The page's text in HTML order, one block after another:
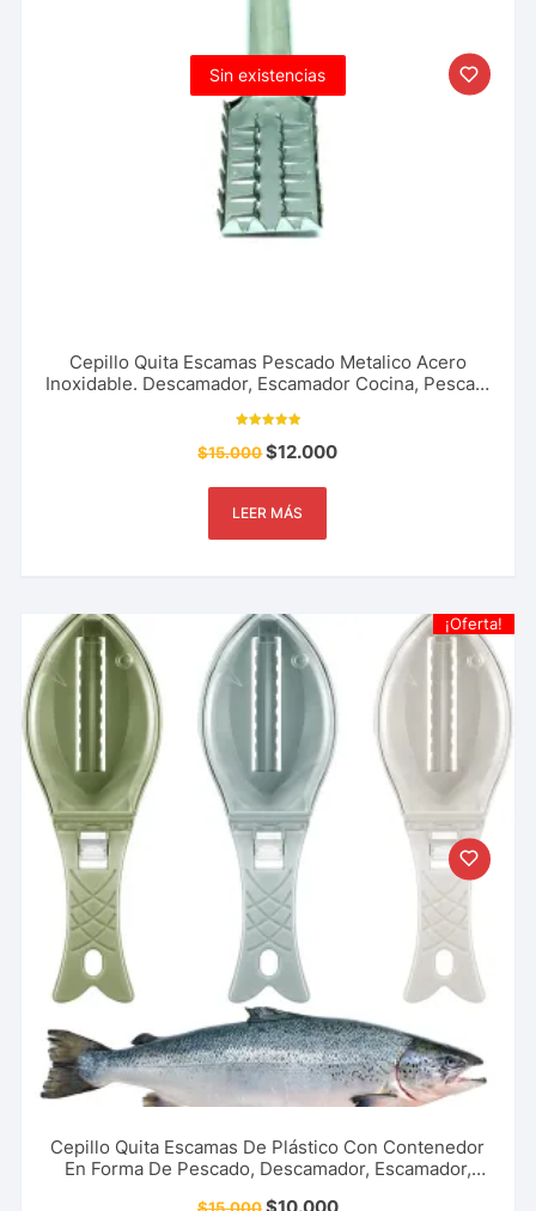
Sin existencias
Cepillo Quita Escamas Pescado Metalico Acero
Inoxidable. Descamador, Escamador Cocina, Pesca y
5.00
de 5
$15.000$12.000
LEER MÁS
¡Oferta!
Cepillo Quita Escamas De Plástico Con Contenedor
En Forma De Pescado, Descamador, Escamador,
$15.000$10.000